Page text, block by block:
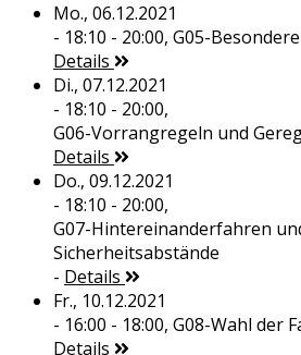
Mo., 06.12.2021
- 18:10 - 20:00, G05-
Details
Di., 07.12.2021
- 18:10 - 20:00,
G06-Vorrangregeln und
Details
Do., 09.12.2021
- 18:10 - 20:00,
G07-Hintereinanderfahren
Sicherheitsabstände
- Details
Fr., 10.12.2021
- 16:00 - 18:00, G08-Wahl der
Details